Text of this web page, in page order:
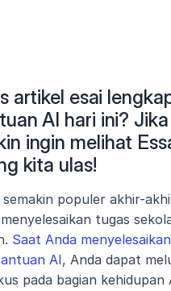
artikel esai
AI hari ini?
ingin melihat
kita ulas!
semakin populer akhir-
tugas
Saat Anda
AI, Anda dapat
pada bagian kehidupan